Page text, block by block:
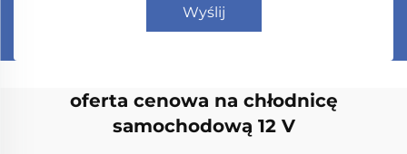
Wyślij
oferta cenowa na chłodnicę
samochodową 12 V